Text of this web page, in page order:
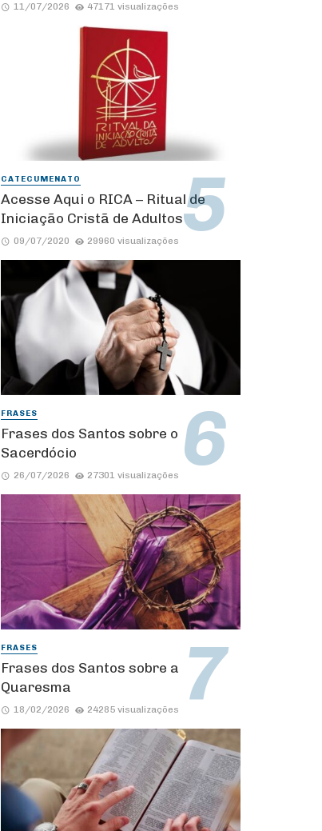
11/07/2026 47171 visualizações
CATECUMENATO
Acesse Aqui o RICA – Ritual de
Iniciação Cristã de Adultos
09/07/2020 29960 visualizações
FRASES
Frases dos Santos sobre o
Sacerdócio
26/07/2026 27301 visualizações
FRASES
Frases dos Santos sobre a
Quaresma
18/02/2026 24285 visualizações